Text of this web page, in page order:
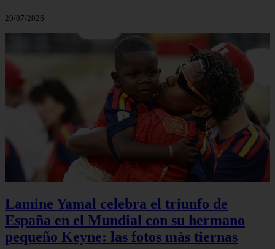
20/07/2026
Lamine Yamal celebra el triunfo de
España en el Mundial con su hermano
pequeño Keyne: las fotos más tiernas